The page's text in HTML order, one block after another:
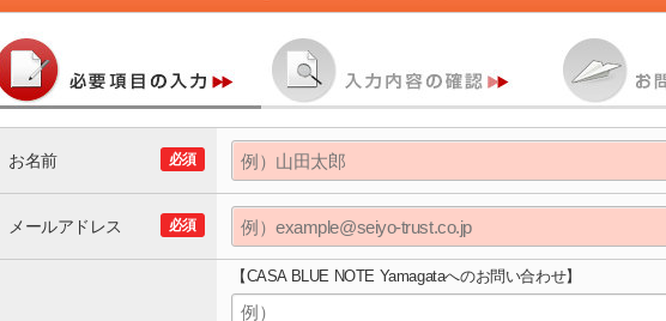
必須
お名前
必須
メールアドレス
【CASA BLUE NOTE Yamagataへのお問い合わせ】